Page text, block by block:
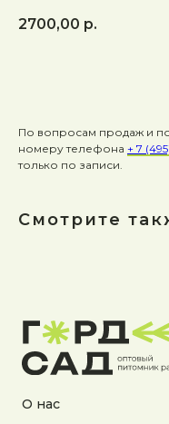
2700,00 р.
По вопросам продаж и
номеру телефона + 7
только по записи.
Смотрите
О нас